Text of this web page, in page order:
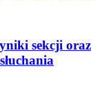
sekcji oraz